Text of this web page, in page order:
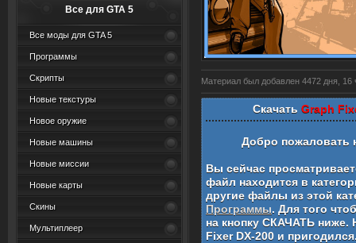
Все для GTA 5
Все моды для GTA 5
Программы
Скрипты
Новые текстуры
Новое оружие
Новые машины
Новые миссии
Новые карты
Скины
Мультиплеер
Материал был добавлен 4472 дня, 16
Скачать Graph
Добро пожаловать
Вы сейчас
файл находится в
другие файлы из этой
Программы. Для того
на кнопку СКАЧАТЬ
Fixer DX-200 и